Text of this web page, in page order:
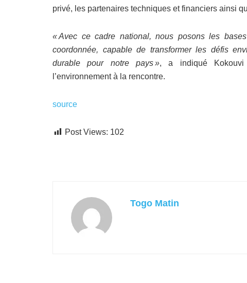
privé, les partenaires techniques et financiers ainsi
« Avec ce cadre national, nous posons les
coordonnée, capable de transformer les défis
durable pour notre pays », a indiqué Kokouvi
l’environnement à la rencontre.
source
Post Views: 102
Togo Matin